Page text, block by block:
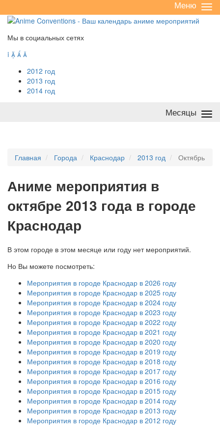
/
Меню
Мы в социальных сетях
   
2012 год
2013 год
2014 год
Месяцы
Главная Города Краснодар 2013 год Октябрь
Аниме мероприятия в
октябре 2013 года в городе
Краснодар
В этом городе в этом месяце или году нет мероприятий.
Но Вы можете посмотреть:
Мероприятия в городе Краснодар в 2026 году
Мероприятия в городе Краснодар в 2025 году
Мероприятия в городе Краснодар в 2024 году
Мероприятия в городе Краснодар в 2023 году
Мероприятия в городе Краснодар в 2022 году
Мероприятия в городе Краснодар в 2021 году
Мероприятия в городе Краснодар в 2020 году
Мероприятия в городе Краснодар в 2019 году
Мероприятия в городе Краснодар в 2018 году
Мероприятия в городе Краснодар в 2017 году
Мероприятия в городе Краснодар в 2016 году
Мероприятия в городе Краснодар в 2015 году
Мероприятия в городе Краснодар в 2014 году
Мероприятия в городе Краснодар в 2013 году
Мероприятия в городе Краснодар в 2012 году